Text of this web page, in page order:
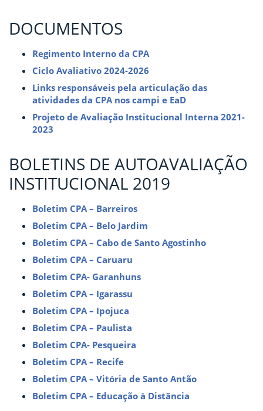
DOCUMENTOS
Regimento Interno da CPA
Ciclo Avaliativo 2024-2026
Links responsáveis pela articulação das
atividades da CPA nos campi e EaD
Projeto de Avaliação Institucional Interna 2021-
2023
BOLETINS DE AUTOAVALIAÇÃO
INSTITUCIONAL 2019
Boletim CPA – Barreiros
Boletim CPA – Belo Jardim
Boletim CPA – Cabo de Santo Agostinho
Boletim CPA – Caruaru
Boletim CPA- Garanhuns
Boletim CPA – Igarassu
Boletim CPA – Ipojuca
Boletim CPA – Paulista
Boletim CPA- Pesqueira
Boletim CPA – Recife
Boletim CPA – Vitória de Santo Antão
Boletim CPA – Educação à Distância